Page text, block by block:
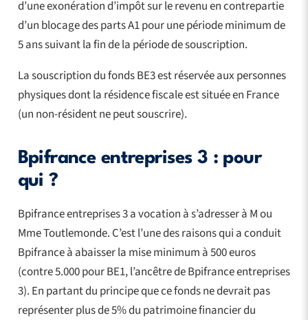
d’une exonération d’impôt sur le revenu en contrepartie
d’un blocage des parts A1 pour une période minimum de
5 ans suivant la fin de la période de souscription.
La souscription du fonds BE3 est réservée aux personnes
physiques dont la résidence fiscale est située en France
(un non-résident ne peut souscrire).
Bpifrance entreprises 3 : pour
qui ?
Bpifrance entreprises 3 a vocation à s’adresser à M ou
Mme Toutlemonde. C’est l’une des raisons qui a conduit
Bpifrance à abaisser la mise minimum à 500 euros
(contre 5.000 pour BE1, l’ancêtre de Bpifrance entreprises
3). En partant du principe que ce fonds ne devrait pas
représenter plus de 5% du patrimoine financier du